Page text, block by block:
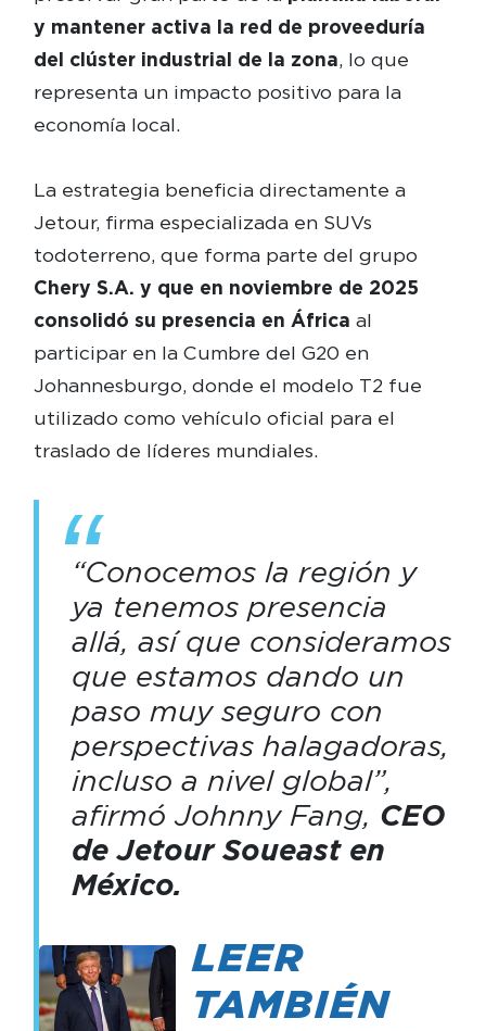
y mantener activa la red de proveeduría
del clúster industrial de la zona, lo que
representa un impacto positivo para la
economía local.
La estrategia beneficia directamente a
Jetour, firma especializada en SUVs
todoterreno, que forma parte del grupo
Chery S.A. y que en noviembre de 2025
consolidó su presencia en África al
participar en la Cumbre del G20 en
Johannesburgo, donde el modelo T2 fue
utilizado como vehículo oficial para el
traslado de líderes mundiales.
“Conocemos la región y
ya tenemos presencia
allá, así que consideramos
que estamos dando un
paso muy seguro con
perspectivas halagadoras,
incluso a nivel global”,
afirmó Johnny Fang, CEO
de Jetour Soueast en
México.
LEER
TAMBIÉN